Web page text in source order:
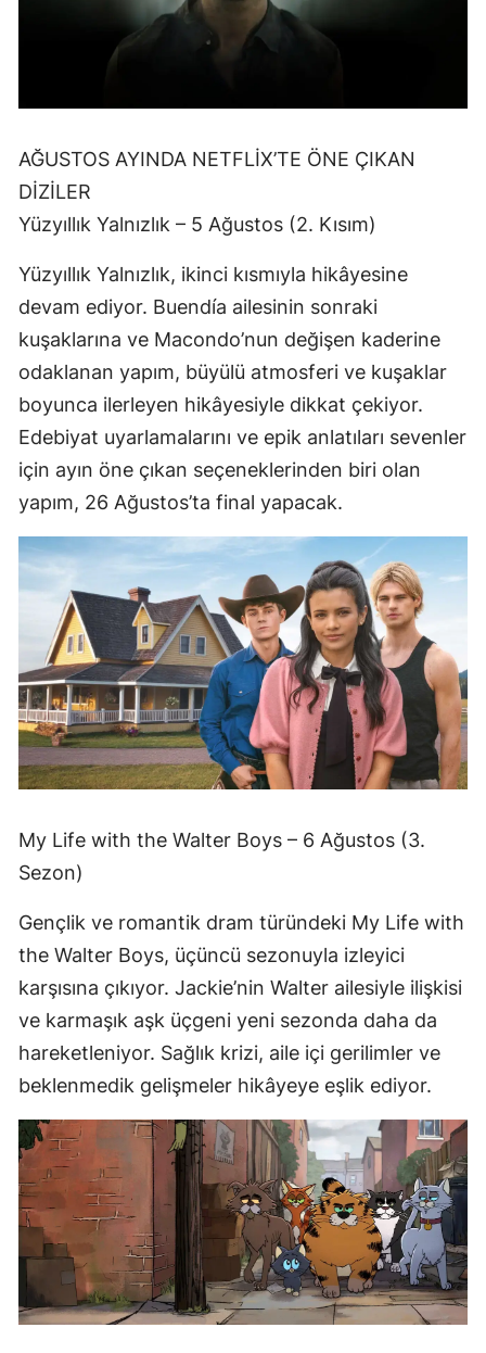
AĞUSTOS AYINDA NETFLİX’TE ÖNE ÇIKAN
DİZİLER
Yüzyıllık Yalnızlık – 5 Ağustos (2. Kısım)
Yüzyıllık Yalnızlık, ikinci kısmıyla hikâyesine
devam ediyor. Buendía ailesinin sonraki
kuşaklarına ve Macondo’nun değişen kaderine
odaklanan yapım, büyülü atmosferi ve kuşaklar
boyunca ilerleyen hikâyesiyle dikkat çekiyor.
Edebiyat uyarlamalarını ve epik anlatıları sevenler
için ayın öne çıkan seçeneklerinden biri olan
yapım, 26 Ağustos’ta final yapacak.
My Life with the Walter Boys – 6 Ağustos (3.
Sezon)
Gençlik ve romantik dram türündeki My Life with
the Walter Boys, üçüncü sezonuyla izleyici
karşısına çıkıyor. Jackie’nin Walter ailesiyle ilişkisi
ve karmaşık aşk üçgeni yeni sezonda daha da
hareketleniyor. Sağlık krizi, aile içi gerilimler ve
beklenmedik gelişmeler hikâyeye eşlik ediyor.